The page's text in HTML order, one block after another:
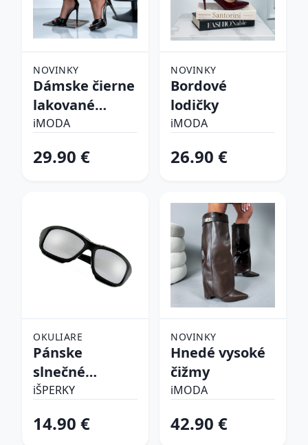
NOVINKY
Dámske čierne
lakované
sandálky
iMODA
29.90 €
NOVINKY
Bordové
lodičky
iMODA
26.90 €
OKULIARE
Pánske
slnečné
okuliare
iŠPERKY
14.90 €
NOVINKY
Hnedé vysoké
čižmy
iMODA
42.90 €